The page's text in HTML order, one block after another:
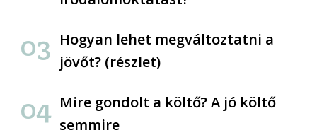
Hogyan lehet megváltoztatni a
jövőt? (részlet)
Mire gondolt a költő? A jó költő
semmire